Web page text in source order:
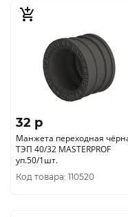
32 p
Манжета переходная
ТЭП 40/32 MASTERPROF
уп.50/1шт.
Код товара: 110520